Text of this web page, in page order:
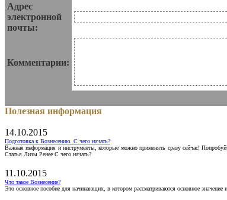
Адрес
электронной
почты:
Комментарии:
Полезная информация
14.10.2015
Подготовка к Вознесению. С чего начать?
Важная информация и инструменты, которые можно применять сразу сейчас!
Статья Лизы Ренее С чего начать?
11.10.2015
Что такое Вознесение?
Это основное пособие для начинающих, в котором рассматриваются основное